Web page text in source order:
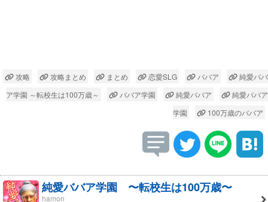
攻略 攻略まとめ まとめ 恋愛SLG ババア
純愛ババ
ア学園 ～転校生は100万歳～
ババア学園 純愛ババア
純愛ババア
学園
100万歳のババア
純愛ババア学園 〜転校生は100万歳〜
hamon